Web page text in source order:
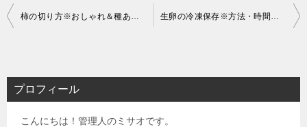
投
ビ
ゲ
プロフィール
こんにちは！管理人のミサオです。